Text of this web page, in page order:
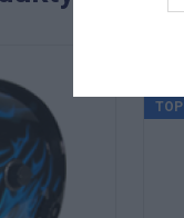
TOP